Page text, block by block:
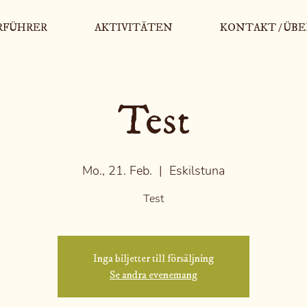
AKTIVITÄTEN KONTAKT /
Test
Mo., 21. Feb.
  |
Eskilstuna
Test
Inga biljetter till försäljning
Se andra evenemang